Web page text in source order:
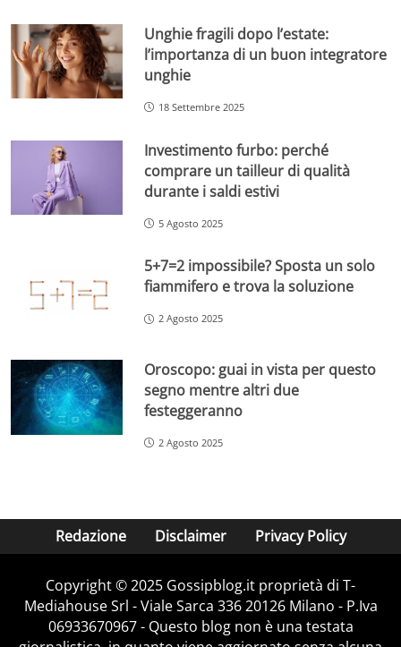
Unghie fragili dopo l’estate:
l’importanza di un buon integratore
unghie
18 Settembre 2025
Investimento furbo: perché
comprare un tailleur di qualità
durante i saldi estivi
5 Agosto 2025
5+7=2 impossibile? Sposta un solo
fiammifero e trova la soluzione
2 Agosto 2025
Oroscopo: guai in vista per questo
segno mentre altri due
festeggeranno
2 Agosto 2025
Redazione Disclaimer Privacy Policy
Copyright © 2025 Gossipblog.it proprietà di T-
Mediahouse Srl - Viale Sarca 336 20126 Milano - P.Iva
06933670967 - Questo blog non è una testata